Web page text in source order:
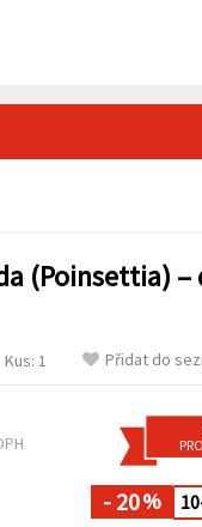
(Poinsettia) –
Kus: 1 Přidat do
- 20%